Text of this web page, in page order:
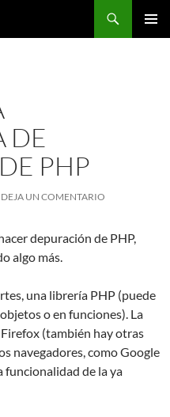
DE
PHP
DEJA UN COMENTARIO
depuración de PHP,
algo más.
una librería PHP (puede
o en funciones). La
(también hay otras
navegadores, como Google
funcionalidad de la ya